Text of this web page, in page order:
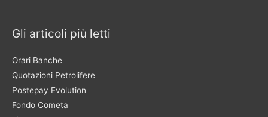
Gli articoli più letti
Orari Banche
Quotazioni Petrolifere
Postepay Evolution
Fondo Cometa